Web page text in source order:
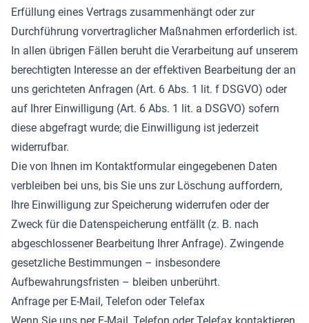
Erfüllung eines Vertrags zusammenhängt oder zur
Durchführung vorvertraglicher Maßnahmen erforderlich ist.
In allen übrigen Fällen beruht die Verarbeitung auf unserem
berechtigten Interesse an der effektiven Bearbeitung der an
uns gerichteten Anfragen (Art. 6 Abs. 1 lit. f DSGVO) oder
auf Ihrer Einwilligung (Art. 6 Abs. 1 lit. a DSGVO) sofern
diese abgefragt wurde; die Einwilligung ist jederzeit
widerrufbar.
Die von Ihnen im Kontaktformular eingegebenen Daten
verbleiben bei uns, bis Sie uns zur Löschung auffordern,
Ihre Einwilligung zur Speicherung widerrufen oder der
Zweck für die Datenspeicherung entfällt (z. B. nach
abgeschlossener Bearbeitung Ihrer Anfrage). Zwingende
gesetzliche Bestimmungen – insbesondere
Aufbewahrungsfristen – bleiben unberührt.
Anfrage per E-Mail, Telefon oder Telefax